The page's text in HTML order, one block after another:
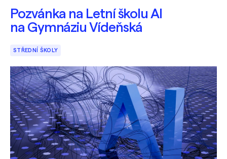
Pozvánka na Letní školu AI
na Gymnáziu Vídeňská
STŘEDNÍ ŠKOLY